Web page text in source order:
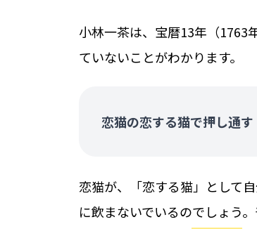
小林一茶は、宝暦13年（1763
ていないことがわかります。
恋猫の恋する猫で押し通す
恋猫が、「恋する猫」として
に飲まないでいるのでしょう